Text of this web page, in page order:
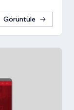
Görüntüle